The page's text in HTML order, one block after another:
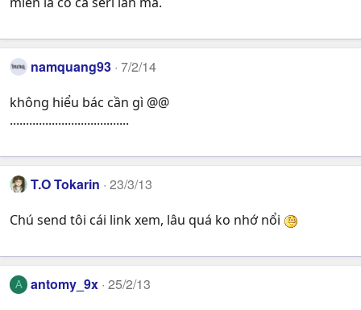
namquang93 7/2/14
không hiểu bác cần gì @@
.....................................
T.O Tokarin 23/3/13
Chú send tôi cái link xem, lâu quá ko nhớ nổi
A antomy_9x 25/2/13